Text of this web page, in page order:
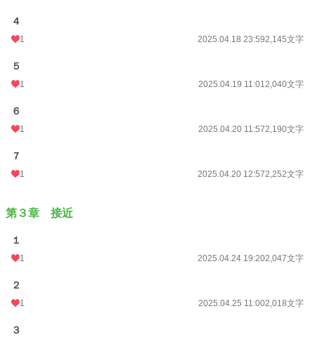
４
1 2025.04.18 23:592,145文字
５
1 2025.04.19 11:012,040文字
６
1 2025.04.20 11:572,190文字
７
1 2025.04.20 12:572,252文字
第３章 接近
１
1 2025.04.24 19:202,047文字
２
1 2025.04.25 11:002,018文字
３